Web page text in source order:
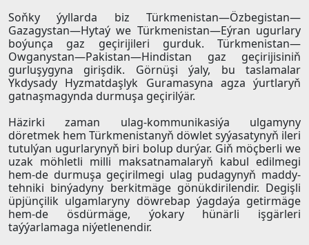
Soňky ýyllarda biz Türkmenistan—Özbegistan—
Gazagystan—Hytaý we Türkmenistan—Eýran ugurlary
boýunça gaz geçirijileri gurduk. Türkmenistan—
Owganystan—Pakistan—Hindistan gaz geçirijisiniň
gurluşygyna girişdik. Görnüşi ýaly, bu taslamalar
Ykdysady Hyzmatdaşlyk Guramasyna agza ýurtlaryň
gatnaşmagynda durmuşa geçirilýär.
Häzirki zaman ulag-kommunikasiýa ulgamyny
döretmek hem Türkmenistanyň döwlet syýasatynyň ileri
tutulýan ugurlarynyň biri bolup durýar. Giň möçberli we
uzak möhletli milli maksatnamalaryň kabul edilmegi
hem-de durmuşa geçirilmegi ulag pudagynyň maddy-
tehniki binýadyny berkitmäge gönükdirilendir. Degişli
üpjünçilik ulgamlaryny döwrebap ýagdaýa getirmäge
hem-de ösdürmäge, ýokary hünärli işgärleri
taýýarlamaga niýetlenendir.